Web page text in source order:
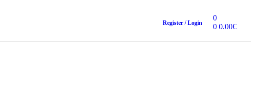
Register / Login
0
0 0.00€